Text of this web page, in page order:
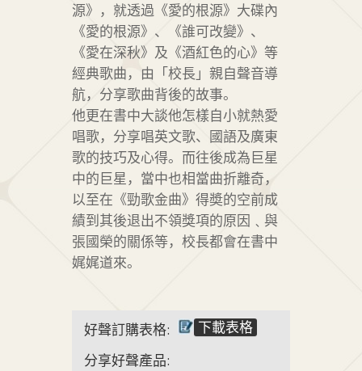
源》，就透過《愛的根源》大碟內
《愛的根源》、《誰可改變》、
《愛在深秋》及《酒紅色的心》等
經典歌曲，由「校長」親自聲音導
航，分享歌曲背後的故事。
他更在書中大談他怎樣自小就熱愛
唱歌，分享唱英文歌、國語及廣東
歌的技巧及心得。而往後成為巨星
中的巨星，當中也相當曲折離奇，
以至在《勁歌金曲》得奬的空前成
績到其後退出不領獎項的原因﹑與
張國榮的關係等，校長都會在書中
娓娓道來。
好聲訂購表格:
下載表格
分享好聲產品: